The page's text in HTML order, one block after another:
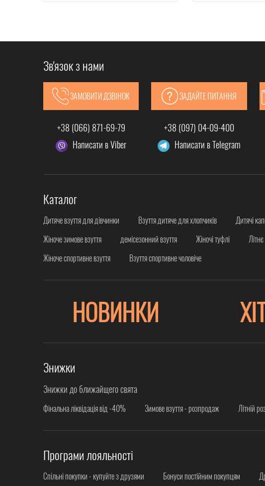
Зв'язок з нами
ЗАМОВИТИ ДЗВІНОК ЗАДАЙТЕ ПИТАННЯ
+38 (066) 871-69-79 +38 (097) 04-09-400
Написати в Viber
Написати в Telegram
Каталог
Дитяче взуття для дівчинки Взуття дитяче для хлопчиків Дитячі
Жіноче зимове взуття
демісезонний взуття Жіночі туфлі
Жіноче спортивне взуття
Взуття спортивне чоловіче
НОВИНКИ
Знижки
Знижки до ближайщего свята
Фінальна ліквідація від -40% Зимове взуття - розпродаж Літній
Програми лояльності
Спільні покупки - купуйте з друзями Бонуси постійним покупцям